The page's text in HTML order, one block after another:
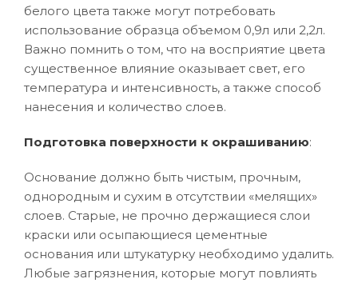
белого цвета также могут потребовать
использование образца объемом 0,9л или 2,2л.
Важно помнить о том, что на восприятие цвета
существенное влияние оказывает свет, его
температура и интенсивность, а также способ
нанесения и количество слоев.
Подготовка поверхности к окрашиванию:
Основание должно быть чистым, прочным,
однородным и сухим в отсутствии «мелящих»
слоев. Старые, не прочно держащиеся слои
краски или осыпающиеся цементные
основания или штукатурку необходимо удалить.
Любые загрязнения, которые могут повлиять